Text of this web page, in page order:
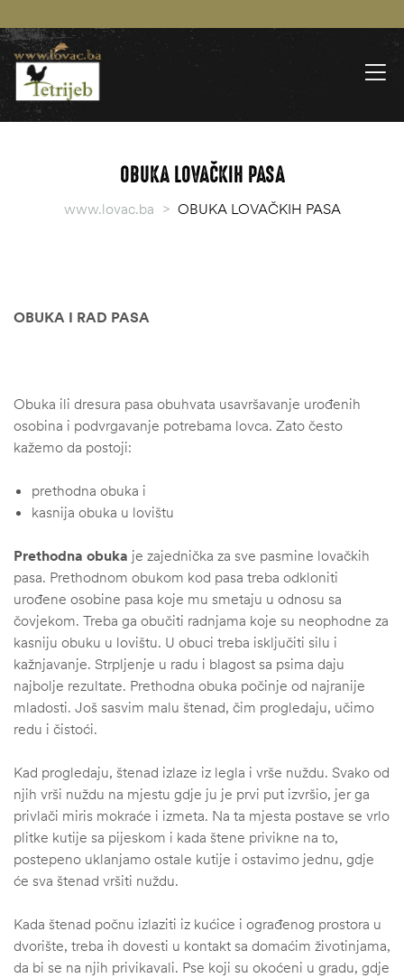
OBUKA LOVAČKIH PASA
www.lovac.ba > OBUKA LOVAČKIH PASA
OBUKA I RAD PASA
Obuka ili dresura pasa obuhvata usavršavanje urođenih
osobina i podvrgavanje potrebama lovca. Zato često
kažemo da postoji:
prethodna obuka i
kasnija obuka u lovištu
Prethodna obuka je zajednička za sve pasmine lovačkih
pasa. Prethodnom obukom kod pasa treba odkloniti
urođene osobine pasa koje mu smetaju u odnosu sa
čovjekom. Treba ga obučiti radnjama koje su neophodne za
kasniju obuku u lovištu. U obuci treba isključiti silu i
kažnjavanje. Strpljenje u radu i blagost sa psima daju
najbolje rezultate. Prethodna obuka počinje od najranije
mladosti. Još sasvim malu štenad, čim progledaju, učimo
redu i čistoći.
Kad progledaju, štenad izlaze iz legla i vrše nuždu. Svako od
njih vrši nuždu na mjestu gdje ju je prvi put izvršio, jer ga
privlači miris mokraće i izmeta. Na ta mjesta postave se vrlo
plitke kutije sa pijeskom i kada štene privikne na to,
postepeno uklanjamo ostale kutije i ostavimo jednu, gdje
će sva štenad vršiti nuždu.
Kada štenad počnu izlaziti iz kućice i ograđenog prostora u
dvorište, treba ih dovesti u kontakt sa domaćim životinjama,
da bi se na njih privikavali. Pse koji su okoćeni u gradu, gdje